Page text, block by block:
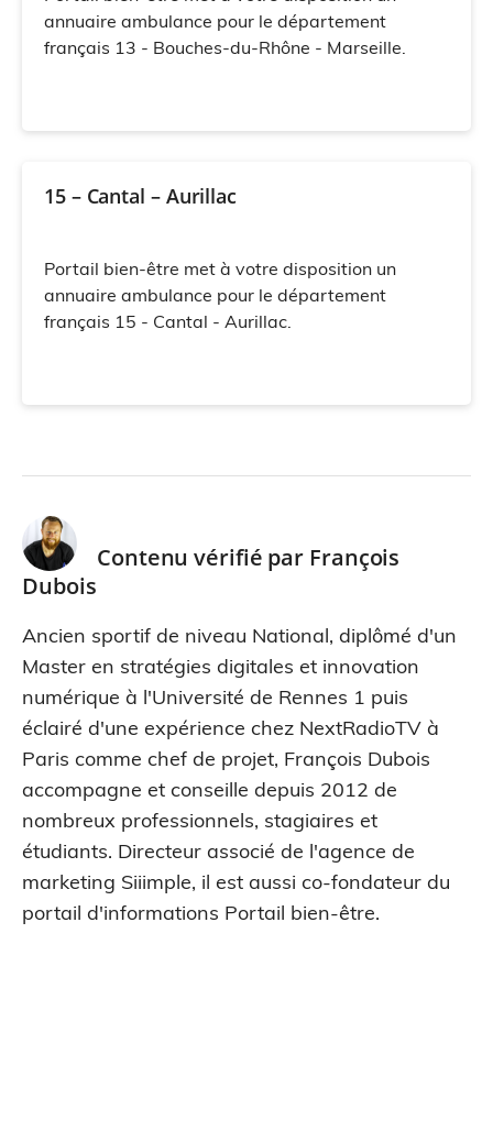
annuaire ambulance pour le département
français 13 - Bouches-du-Rhône - Marseille.
15 – Cantal – Aurillac
Portail bien-être met à votre disposition un
annuaire ambulance pour le département
français 15 - Cantal - Aurillac.
Contenu vérifié par François
Dubois
Ancien sportif de niveau National, diplômé d'un
Master en stratégies digitales et innovation
numérique à l'Université de Rennes 1 puis
éclairé d'une expérience chez NextRadioTV à
Paris comme chef de projet, François Dubois
accompagne et conseille depuis 2012 de
nombreux professionnels, stagiaires et
étudiants. Directeur associé de l'agence de
marketing Siiimple, il est aussi co-fondateur du
portail d'informations Portail bien-être.